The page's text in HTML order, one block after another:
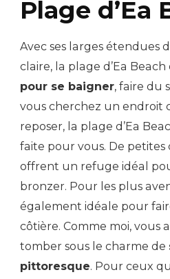
Plage d’Ea
Avec ses larges étendues
claire, la plage d’Ea Beach
pour se baigner, faire du
vous cherchez un endroit
reposer, la plage d’Ea
faite pour vous. De petites
offrent un refuge idéal
bronzer. Pour les plus
également idéale pour
côtière. Comme moi, vous
tomber sous le charme de
pittoresque. Pour ceux